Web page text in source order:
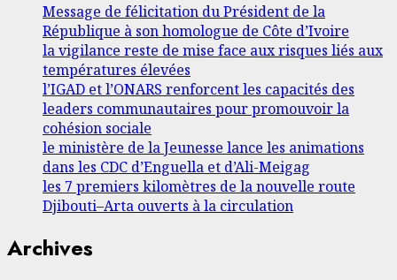
Message de félicitation du Président de la
République à son homologue de Côte d’Ivoire
la vigilance reste de mise face aux risques liés aux
températures élevées
l’IGAD et l’ONARS renforcent les capacités des
leaders communautaires pour promouvoir la
cohésion sociale
le ministère de la Jeunesse lance les animations
dans les CDC d’Enguella et d’Ali-Meigag
les 7 premiers kilomètres de la nouvelle route
Djibouti–Arta ouverts à la circulation
Archives